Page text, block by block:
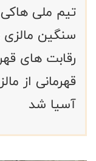
تیم ملی
رقابت های
قهرمانی از
آسیا شد